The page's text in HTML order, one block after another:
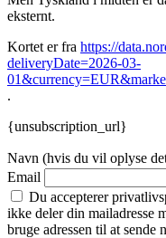
eksternt.
Kortet er fra https://
deliveryDate=2026-03-
.
{unsubscription_url}
Navn (hvis du vil oplyse
Email
Du accepterer
ikke deler din mailadresse
bruge adressen til at sende